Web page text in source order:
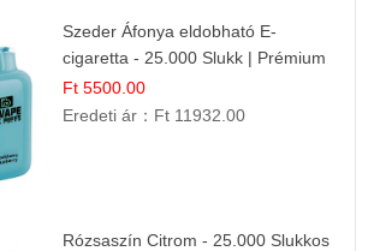
Szeder Áfonya eldobható E-
cigaretta - 25.000 Slukk | Prémium
Gyümölcs Íz
Ft 5500.00
Eredeti ár： Ft 11932.00
Rózsaszín Citrom - 25.000 Slukkos